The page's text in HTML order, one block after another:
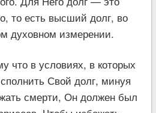
то есть высший долг, во
духовном измерении.
что в условиях, в которых
Свой долг, минуя
смерти, Он должен был